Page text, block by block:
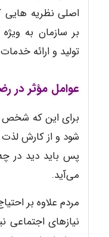
اصلی نظریه هایی
بر سازمان به
تولید و ارائه
عوامل مؤثر در
برای این که شخص
شود و از کارش لذت
پس باید دید در
می‌آید.
مردم علاوه بر
نیازهای اجتماعی